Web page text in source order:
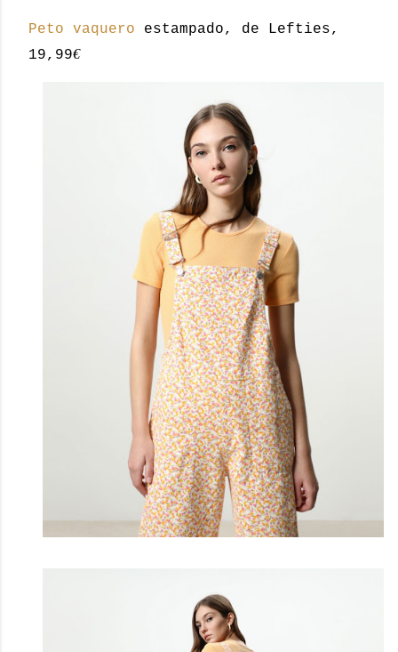
Peto vaquero estampado, de Lefties,
19,99€